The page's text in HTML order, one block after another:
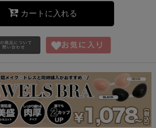
カートに入れる